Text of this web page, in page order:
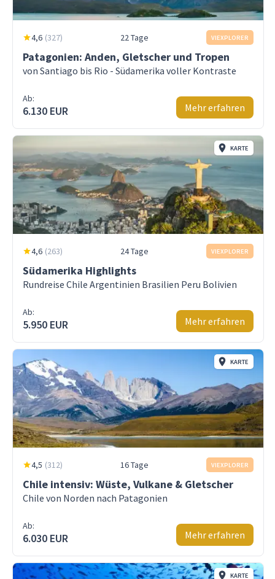
4,6 (327) 22 Tage VIEXPLORER
Patagonien: Anden, Gletscher und Tropen
von Santiago bis Rio - Südamerika voller Kontraste
Ab:
6.130 EUR Mehr erfahren
KARTE
4,6 (263) 24 Tage VIEXPLORER
Südamerika Highlights
Rundreise Chile Argentinien Brasilien Peru Bolivien
Ab:
5.950 EUR Mehr erfahren
KARTE
4,5 (312) 16 Tage VIEXPLORER
Chile intensiv: Wüste, Vulkane & Gletscher
Chile von Norden nach Patagonien
Ab:
6.030 EUR Mehr erfahren
KARTE